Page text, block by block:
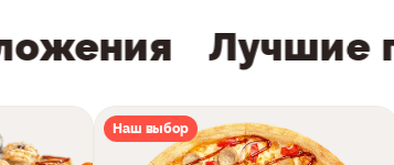
Лучшие
Наш выбор